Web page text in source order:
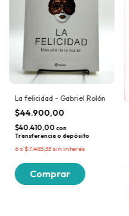
La felicidad - Gabriel Rolón
$44.900,00
$40.410,00 con
Transferencia o depósito
6x $7.483,33sin interés